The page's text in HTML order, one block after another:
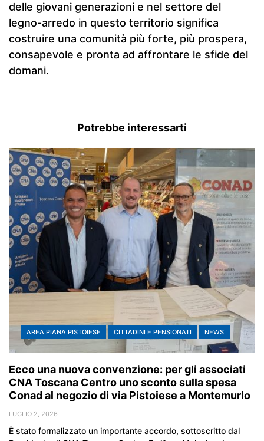
delle giovani generazioni e nel settore del
legno-arredo in questo territorio significa
costruire una comunità più forte, più prospera,
consapevole e pronta ad affrontare le sfide del
domani.
Potrebbe interessarti
AREA PIANA PISTOIESE CITTADINI E PENSIONATI NEWS
Ecco una nuova convenzione: per gli associati
CNA Toscana Centro uno sconto sulla spesa
Conad al negozio di via Pistoiese a Montemurlo
LUGLIO 2, 2026
È stato formalizzato un importante accordo, sottoscritto dal